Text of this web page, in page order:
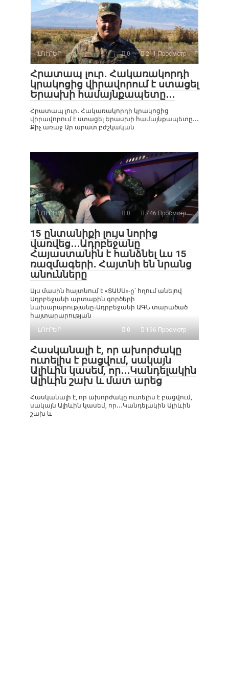
ԼՈՒՐԵՐ 0 211 Просмотр
Հրատապ լուր․ Հակառակորդի
կրակոցից վիրավորում է ստացել
Երասխի համայնքապետը․․․
Հրատապ լուր․ Հակառակորդի կրակոցից
վիրավորում է ստացել Երասխի համայնքապետը․․․
Քիչ առաջ Ար արատ բժշկական
ԼՈՒՐԵՐ 0 746 Просмотр
15 ընտանիքի լույս նորից
վառվեց․․․Ադրբեջանը
Հայաստանին է հանձնել ևս 15
ռազմագերի․ Հայտնի են նրանց
անունները
Այս մասին հայտնում է «ՏԱՍՍ»-ը՝ հղում անելով
Ադրբեջանի արտաքին գործերի
նախարարությանը։Ադրբեջանի ԱԳՆ տարածած
հայտարարության
ԼՈՒՐԵՐ
0 196 Просмотр
Հասկանալի է, որ ախորժակը
ուտելիս է բացվում, սակայն
Ալիևին կասեմ, որ․․․Կանդելակին
Ալիևին շախ և մատ արեց
Հասկանալի է, որ ախորժակը ուտելիս է բացվում,
սակայն Ալիևին կասեմ, որ․․․Կանդելակին Ալիևին
շախ և